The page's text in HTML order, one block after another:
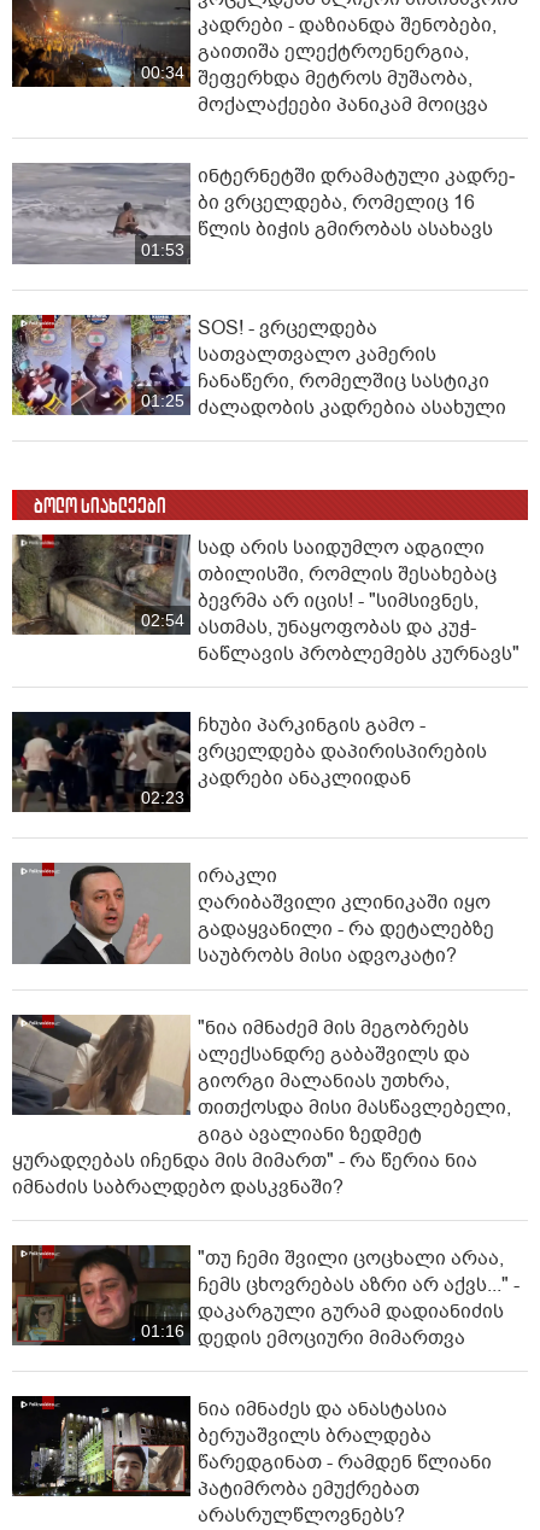
00:34
კადრები - დაზიანდა შენობები,
გაითიშა ელექტროენერგია,
შეფერხდა მეტროს მუშაობა,
მოქალაქეები პანიკამ მოიცვა
01:53
ინ­ტერ­ნეტ­ში დრა­მა­ტუ­ლი კად­რე­
ბი ვრცელდება, რომელიც 16
წლის ბიჭის გმირობას ასახავს
01:25
SOS! - ვრცელდება
სათვალთვალო კამერის
ჩანაწერი, რომელშიც სასტიკი
ძალადობის კადრებია ასახული
ბოლო სიახლეები
02:54
სად არის საიდუმლო ადგილი
თბილისში, რომლის შესახებაც
ბევრმა არ იცის! - "სიმსივნეს,
ასთმას, უნაყოფობას და კუჭ-
ნაწლავის პრობლემებს კურნავს"
02:23
ჩხუბი პარკინგის გამო -
ვრცელდება დაპირისპირების
კადრები ანაკლიიდან
ირაკლი
ღარიბაშვილი კლინიკაში იყო
გადაყვანილი - რა დეტალებზე
საუბრობს მისი ადვოკატი?
"ნია იმნაძემ მის მეგობრებს
ალექსანდრე გაბაშვილს და
გიორგი მალანიას უთხრა,
თითქოსდა მისი მასწავლებელი,
გიგა ავალიანი ზედმეტ
ყურადღებას იჩენდა მის მიმართ" - რა წერია ნია
იმნაძის საბრალდებო დასკვნაში?
01:16
"თუ ჩემი შვილი ცოცხალი არაა,
ჩემს ცხოვრებას აზრი არ აქვს..." -
დაკარგული გურამ დადიანიძის
დედის ემოციური მიმართვა
ნია იმნაძეს და ანასტასია
ბერუაშვილს ბრალდება
წარედგინათ - რამდენ წლიანი
პატიმრობა ემუქრებათ
არასრულწლოვნებს?